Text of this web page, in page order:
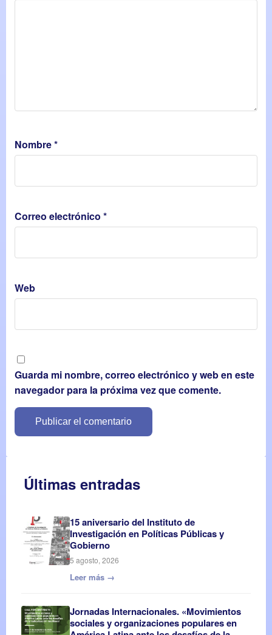
Nombre*
Correo electrónico *
Web
Guarda mi nombre, correo electrónico y web en este
navegador para la próxima vez que comente.
Últimas entradas
15 aniversario del Instituto de
Investigación en Políticas Públicas y
Gobierno
5 agosto, 2026
Leer más →
Jornadas Internacionales. «Movimientos
sociales y organizaciones populares en